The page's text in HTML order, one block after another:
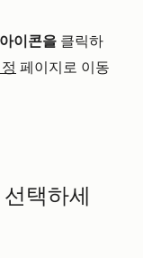
이콘을 클릭하
페이지로 이동
택하세